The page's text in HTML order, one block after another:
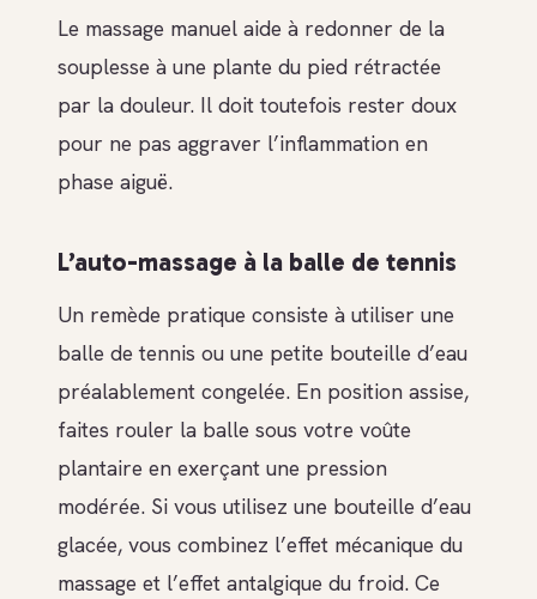
Le massage manuel aide à redonner de la
souplesse à une plante du pied rétractée
par la douleur. Il doit toutefois rester doux
pour ne pas aggraver l’inflammation en
phase aiguë.
L’auto-massage à la balle de tennis
Un remède pratique consiste à utiliser une
balle de tennis ou une petite bouteille d’eau
préalablement congelée. En position assise,
faites rouler la balle sous votre voûte
plantaire en exerçant une pression
modérée. Si vous utilisez une bouteille d’eau
glacée, vous combinez l’effet mécanique du
massage et l’effet antalgique du froid. Ce